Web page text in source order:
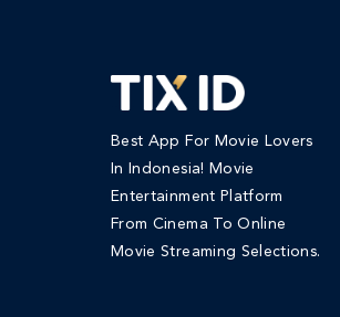
Best App For Movie Lovers
In Indonesia! Movie
Entertainment Platform
From Cinema To Online
Movie Streaming Selections.